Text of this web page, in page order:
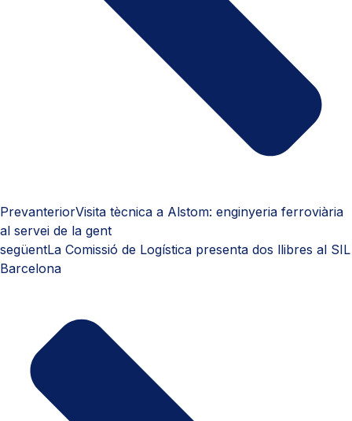
PrevanteriorVisita tècnica a Alstom: enginyeria ferroviària
al servei de la gent
següentLa Comissió de Logística presenta dos llibres al SIL
Barcelona